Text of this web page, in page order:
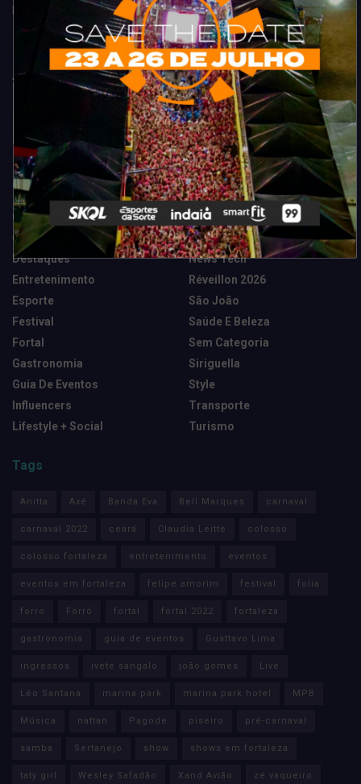
Fortaleza. Dicas, promoções, coberturas exclusivas e muito mais.
Categorias
Camarote Vip Junino
Cidade
Destaques
Entretenimento
Esporte
Festival
Fortal
Gastronomia
Guia De Eventos
Influencers
Lifestyle + Social
Marketing E Negócios
Música
News Tech
Réveillon 2026
São João
Saúde E Beleza
Sem Categoria
Siriguella
Style
Transporte
Turismo
Tags
Anitta Axé Banda Eva Bell Marques carnaval
carnaval 2022 ceará Claudia Leitte colosso
colosso fortaleza entretenimento eventos
eventos em fortaleza felipe amorim festival folia
forro Forró fortal fortal 2022 fortaleza
gastronomia guia de eventos Gusttavo Lima
ingressos ivete sangalo joão gomes Live
Léo Santana marina park marina park hotel MPB
Música nattan Pagode piseiro pré-carnaval
samba Sertanejo show shows em fortaleza
taty girl Wesley Safadão Xand Avião zé vaqueiro